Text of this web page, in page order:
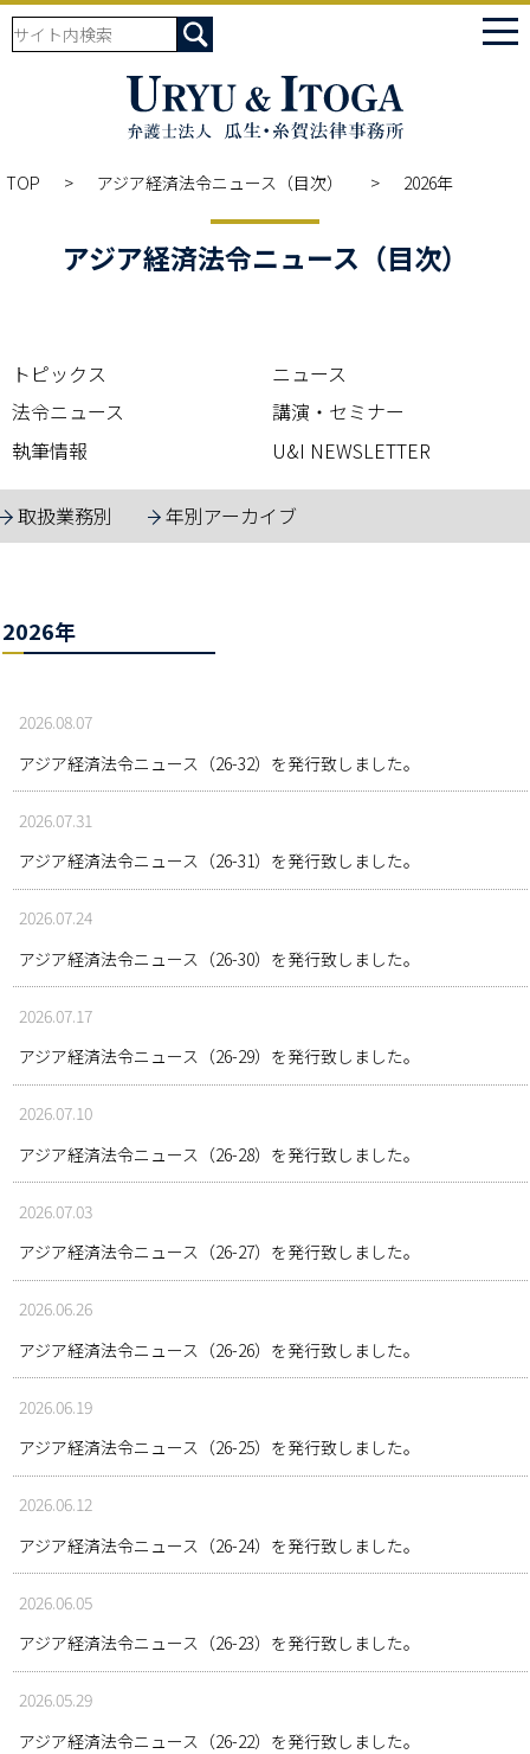
TOP アジア経済法令ニュース（目次） 2026年
アジア経済法令ニュース（目次）
トピックス
ニュース
法令ニュース
講演・セミナー
執筆情報
U&I NEWSLETTER
取扱業務別 年別アーカイブ
2026年
2026.08.07
アジア経済法令ニュース（26-32）を発行致しました。
2026.07.31
アジア経済法令ニュース（26-31）を発行致しました。
2026.07.24
アジア経済法令ニュース（26-30）を発行致しました。
2026.07.17
アジア経済法令ニュース（26-29）を発行致しました。
2026.07.10
アジア経済法令ニュース（26-28）を発行致しました。
2026.07.03
アジア経済法令ニュース（26-27）を発行致しました。
2026.06.26
アジア経済法令ニュース（26-26）を発行致しました。
2026.06.19
アジア経済法令ニュース（26-25）を発行致しました。
2026.06.12
アジア経済法令ニュース（26-24）を発行致しました。
2026.06.05
アジア経済法令ニュース（26-23）を発行致しました。
2026.05.29
アジア経済法令ニュース（26-22）を発行致しました。